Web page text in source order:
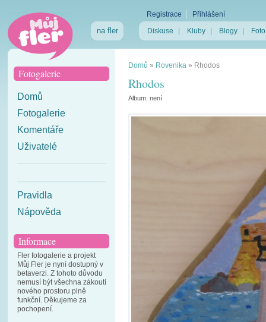
na fler
Registrace
Přihlášení
Diskuse
Kluby Blogy Foto
Fotogalerie
Domů
Fotogalerie
Komentáře
Uživatelé
Pravidla
Nápověda
Informace
Fler fotogalerie a projekt
Můj Fler je nyní dostupný v
betaverzi. Z tohoto důvodu
nemusí být všechna zákoutí
nového prostoru plně
funkční. Děkujeme za
pochopení.
Domů » Rovenika » Rhodos
Rhodos
Album: není